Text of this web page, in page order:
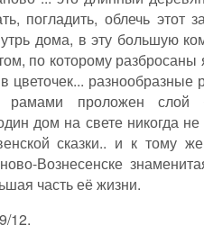
погладить, облечь этот
дома, в эту большую
по которому
разнообразные
проложен слой
дом на свете никогда
сказки.. и к тому
Вознесенске
часть её жизни.
12.